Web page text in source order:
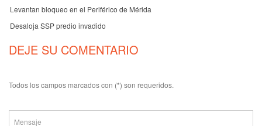
Levantan bloqueo en el Periférico de Mérida
Desaloja SSP predio invadido
DEJE SU COMENTARIO
Todos los campos marcados con (*) son requeridos.